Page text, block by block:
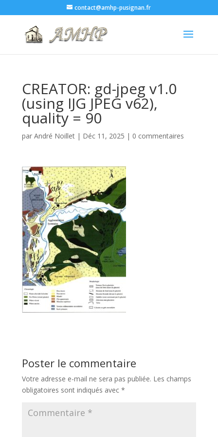
contact@amhp-pusignan.fr
CREATOR: gd-jpeg v1.0
(using IJG JPEG v62),
quality = 90
par André Noillet| Déc 11, 2025 | 0 commentaires
Poster le commentaire
Votre adresse e-mail ne sera pas publiée. Les champs
obligatoires sont indiqués avec *